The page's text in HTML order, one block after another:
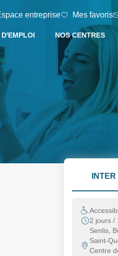
entreprise Mes favoris
NOS CENTRES
INTER
2 jours /
Senlis,
Saint-
Centre